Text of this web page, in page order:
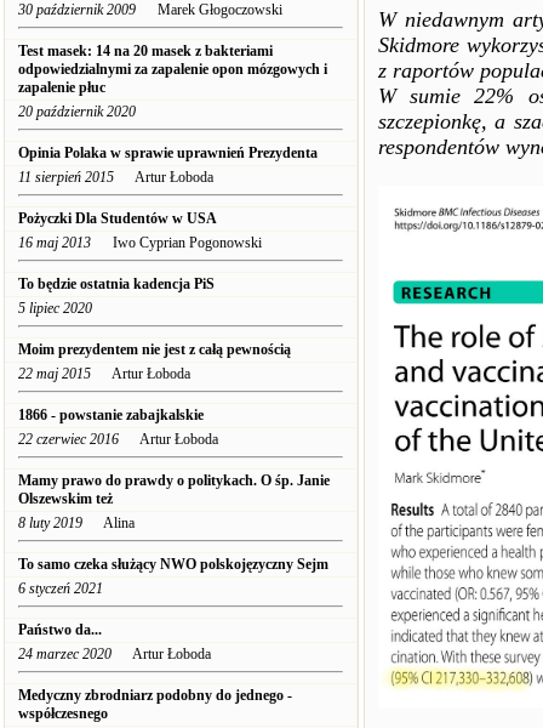
30 październik 2009 Marek Głogoczowski
Test masek: 14 na 20 masek z bakteriami
odpowiedzialnymi za zapalenie opon mózgowych i
zapalenie płuc
20 październik 2020
Opinia Polaka w sprawie uprawnień Prezydenta
11 sierpień 2015 Artur Łoboda
Pożyczki Dla Studentów w USA
16 maj 2013 Iwo Cyprian Pogonowski
To będzie ostatnia kadencja PiS
5 lipiec 2020
Moim prezydentem nie jest z całą pewnością
22 maj 2015 Artur Łoboda
1866 - powstanie zabajkalskie
22 czerwiec 2016 Artur Łoboda
Mamy prawo do prawdy o politykach. O śp. Janie
Olszewskim też
8 luty 2019 Alina
To samo czeka służący NWO polskojęzyczny Sejm
6 styczeń 2021
Państwo da...
24 marzec 2020 Artur Łoboda
Medyczny zbrodniarz podobny do jednego -
współczesnego
W niedawnym
Skidmore
z raportów
W sumie 22%
szczepionkę, a
respondentów